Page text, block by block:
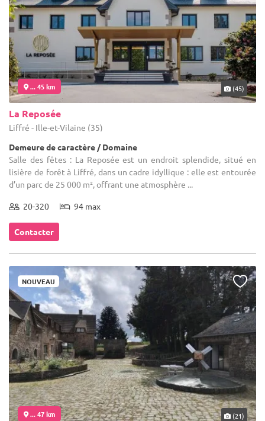
... 45 km (45)
La Reposée
Liffré - Ille-et-Vilaine (35)
Demeure de caractère / Domaine
Salle des fêtes : La Reposée est un endroit splendide, situé en
lisière de forêt à Liffré, dans un cadre idyllique : elle est entourée
d’un parc de 25 000 m², offrant une atmosphère ...
20-320 94 max
Contacter
NOUVEAU
... 47 km (21)